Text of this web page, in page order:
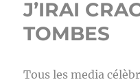
J’IRAI
TOMBES
Tous les media